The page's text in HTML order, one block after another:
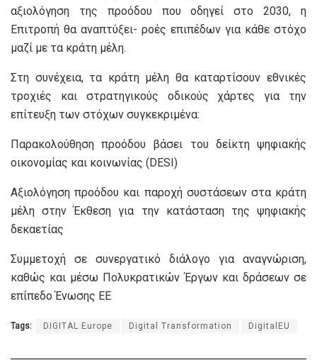
αξιολόγηση της προόδου που οδηγεί στο 2030, η
Επιτροπή θα αναπτύξει- ροές επιπέδων για κάθε στόχο
μαζί με τα κράτη μέλη.
Στη συνέχεια, τα κράτη μέλη θα καταρτίσουν εθνικές
τροχιές και στρατηγικούς οδικούς χάρτες για την
επίτευξη των στόχων συγκεκριμένα:
Παρακολούθηση προόδου βάσει του δείκτη ψηφιακής
οικονομίας και κοινωνίας (DESI)
Αξιολόγηση προόδου και παροχή συστάσεων στα κράτη
μέλη στην Έκθεση για την κατάσταση της ψηφιακής
δεκαετίας
Συμμετοχή σε συνεργατικό διάλογο για αναγνώριση,
καθώς και μέσω Πολυκρατικών Έργων και δράσεων σε
επίπεδο Ένωσης ΕΕ
Tags: DIGITAL Europe Digital Transformation DigitalEU